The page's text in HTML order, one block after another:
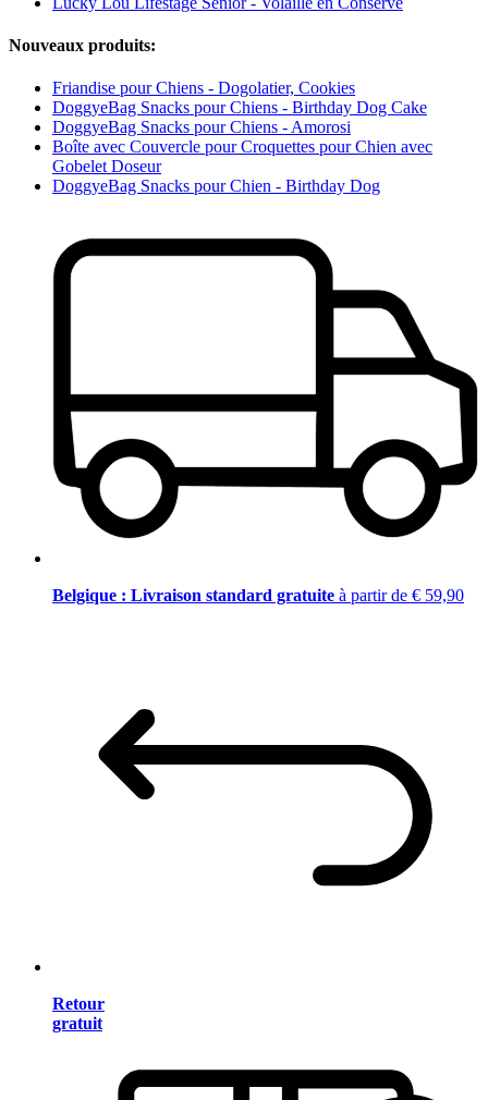
Nouveaux produits:
Friandise pour Chiens - Dogolatier, Cookies
DoggyeBag Snacks pour Chiens - Birthday Dog Cake
DoggyeBag Snacks pour Chiens - Amorosi
Boîte avec Couvercle pour Croquettes pour Chien avec
Gobelet Doseur
DoggyeBag Snacks pour Chien - Birthday Dog
Belgique : Livraison standard gratuite à partir de € 59,90
Retour
gratuit